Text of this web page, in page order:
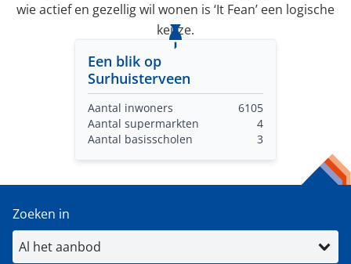
wie actief en gezellig wil wonen is ‘It Fean’ een logische
keuze.
Een blik op
Surhuisterveen
Aantal inwoners
6105
Aantal supermarkten
4
Aantal basisscholen
3
Zoeken in